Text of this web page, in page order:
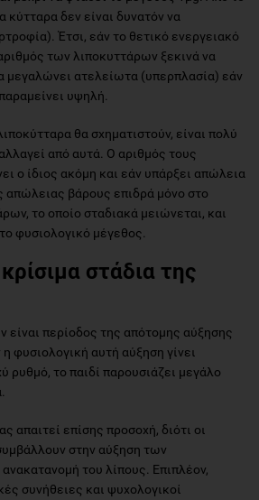
κύτταρα δεν είναι δυνατόν να
Έτσι, εάν το θετικό ενεργειακό
των λιποκυττάρων ξεκινά να
μεγαλώνει ατελείωτα (υπερπλασία) εάν
υψηλή.
θα σχηματιστούν, είναι πολύ
από αυτά. Ο αριθμός τους
ο ίδιος ακόμη και εάν υπάρξει απώλεια
απώλειας βάρους επιδρά μόνο στο
το οποίο σταδιακά μειώνεται, και
φυσιολογικό μέγεθος.
στάδια της
είναι περίοδος της απότομης αύξησης
φυσιολογική αυτή αύξηση γίνει
ρυθμό, το παιδί παρουσιάζει μεγάλο
απαιτεί επίσης προσοχή, διότι οι
στην αύξηση των
του λίπους. Επιπλέον,
συνήθειες και ψυχολογικοί